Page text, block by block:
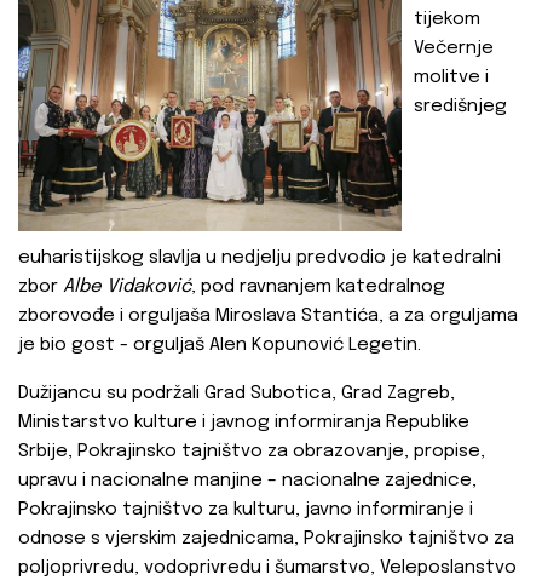
tijekom
Večernje
molitve i
središnjeg
euharistijskog slavlja u nedjelju predvodio je katedralni
zbor Albe Vidaković, pod ravnanjem katedralnog
zborovođe i orguljaša Miroslava Stantića, a za orguljama
je bio gost - orguljaš Alen Kopunović Legetin.
Dužijancu su podržali Grad Subotica, Grad Zagreb,
Ministarstvo kulture i javnog informiranja Republike
Srbije, Pokrajinsko tajništvo za obrazovanje, propise,
upravu i nacionalne manjine – nacionalne zajednice,
Pokrajinsko tajništvo za kulturu, javno informiranje i
odnose s vjerskim zajednicama, Pokrajinsko tajništvo za
poljoprivredu, vodoprivredu i šumarstvo, Veleposlanstvo